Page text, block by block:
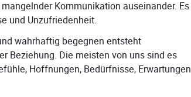
Kommunikation auseinander. Es
und Unzufriedenheit.
wahrhaftig begegnen entsteht
Beziehung. Die meisten von uns sind es
Hoffnungen, Bedürfnisse, Erwartungen